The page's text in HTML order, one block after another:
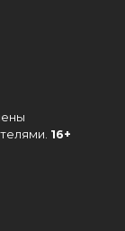
16+